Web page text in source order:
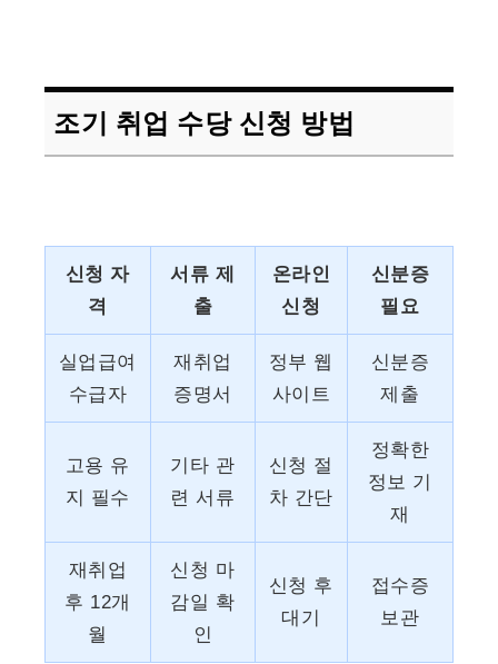
조기 취업 수당 신청 방법
신청 자
격
서류 제
출
온라인
신청
신분증
필요
실업급여
수급자
재취업
증명서
정부 웹
사이트
신분증
제출
고용 유
지 필수
기타 관
련 서류
신청 절
차 간단
정확한
정보 기
재
재취업
후 12개
월
신청 마
감일 확
인
신청 후
대기
접수증
보관